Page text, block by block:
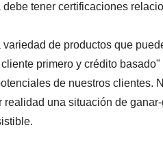
tener certificaciones
variedad de productos que
primero y crédito
de nuestros clientes.
realidad una situación de